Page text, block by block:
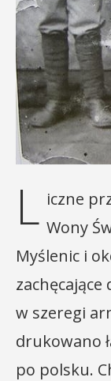
L iczne
Wony
Myślenic i
w szeregi
drukowano
po polsku.